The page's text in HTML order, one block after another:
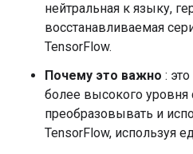
нейтральная к языку,
восстанавливаемая
TensorFlow.
Почему это важно :
более высокого уровня
преобразовывать и
TensorFlow, используя